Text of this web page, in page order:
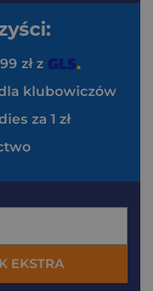
zł z
klubowiczów
za 1 zł
EKSTRA